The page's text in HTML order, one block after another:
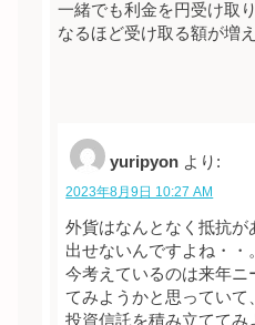
一緒でも利金を円受け取
なるほど受け取る額が増
yuripyon より:
2023年8月9日 10:27 AM
外貨はなんとなく抵抗
出せないんですよね・・
今考えているのは来年ニ
てみようかと思ってい
投資信託を積み立ててみ